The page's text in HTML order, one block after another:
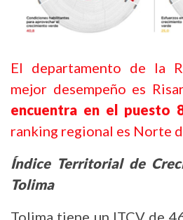
El departamento de la
mejor desempeño es
encuentra en el puesto
ranking regional es Norte
Índice Territorial de
Tolima
Tolima tiene un ITCV de